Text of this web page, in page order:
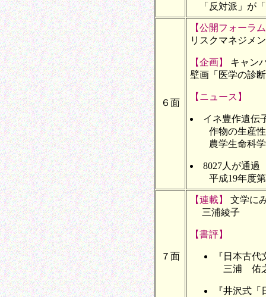
「反対派」が
６面
【公開フォーラ
リスクマネジメ
【企画】
キャン
壁画「医学の診
【ニュース】
イネ豊作遺伝
作物の生産性
農学生命科学
8027人が通過
平成19年度第
７面
【連載】
文学に
三浦綾子
【書評】
『日本古
三浦 佑
『井沢式